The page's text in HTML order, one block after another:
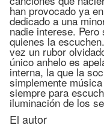
han provocado ya
dedicado a una
nadie interese.
quienes la
vez un rubor
único anhelo es
interna, la que la
simplemente
siempre para
iluminación de los
El autor